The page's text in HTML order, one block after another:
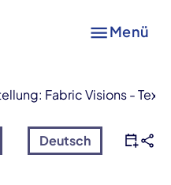
Menü
Fabric Visions -
Deutsch